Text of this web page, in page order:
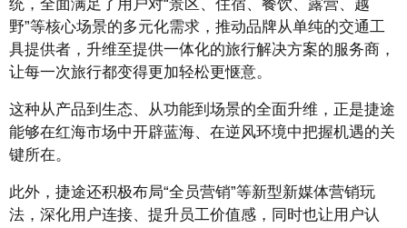
统，全面满足了用户对“景区、住宿、餐饮、露营、越
野”等核心场景的多元化需求，推动品牌从单纯的交通工
具提供者，升维至提供一体化的旅行解决方案的服务商，
让每一次旅行都变得更加轻松更惬意。
这种从产品到生态、从功能到场景的全面升维，正是捷途
能够在红海市场中开辟蓝海、在逆风环境中把握机遇的关
键所在。
此外，捷途还积极布局“全员营销”等新型新媒体营销玩
法，深化用户连接、提升员工价值感，同时也让用户认